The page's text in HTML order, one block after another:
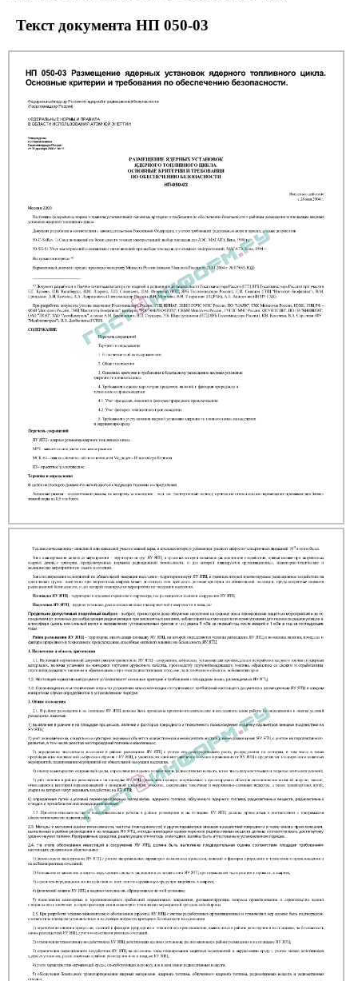
Текст документа НП 050-03